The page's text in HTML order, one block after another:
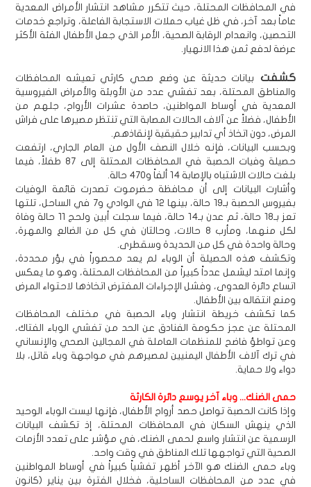
في المحافظات المحتلة، حيث تتكرر مشاهد انتشار الأمراض المعدية
عاماً بعد آخر، في ظل غياب حملات الاستجابة الفاعلة، وتراجع خدمات
التحصين، وانعدام الرقابة الصحية، الأمر الذي جعل الأطفال الفئة الأكثر
عرضة لدفع ثمن هذا الانهيار.
كشفت
بيانات حديثة عن وضع صحي كارثي تعيشه المحافظات
والمناطق المحتلة، بعد تفشي عدد من الأوبئة والأمراض الفيروسية
المعدية في أوساط المواطنين، حاصدة عشرات الأرواح، جلهم من
الأطفال، فضلاً عن آلاف الحالات المصابة التي تنتظر مصيرها على فراش
المرض، دون اتخاذ أي تدابير حقيقية لإنقاذهم.
وبحسب البيانات، فإنه خلال النصف الأول من العام الجاري، ارتفعت
حصيلة وفيات الحصبة في المحافظات المحتلة إلى 87 طفلاً، فيما
بلغت حالات الاشتباه بالإصابة 14 ألفاً و470 حالة.
وأشارت البيانات إلى أن محافظة حضرموت تصدرت قائمة الوفيات
بفيروس الحصبة بـ19 حالة، بينها 12 في الوادي و7 في الساحل، تلتها
تعز بـ18 حالة، ثم عدن بـ14 حالة، فيما سجلت أبين ولحج 11 حالة وفاة
لكل منهما، ومأرب 8 حالات، وحالتان في كل من الضالع والمهرة،
وحالة واحدة في كل من الحديدة وسقطرى.
وتكشف هذه الحصيلة أن الوباء لم يعد محصوراً في بؤر محددة،
وإنما امتد ليشمل عدداً كبيراً من المحافظات المحتلة، وهو ما يعكس
اتساع دائرة العدوى، وفشل الإجراءات المفترض اتخاذها لاحتواء المرض
ومنع انتقاله بين الأطفال.
كما تكشف خريطة انتشار وباء الحصبة في مختلف المحافظات
المحتلة عن عجز حكومة الفنادق عن الحد من تفشي الوباء الفتاك،
وعن تواطؤ فاضح للمنظمات العاملة في المجالين الصحي والإنساني
في ترك آلاف الأطفال اليمنيين لمصيرهم في مواجهة وباء قاتل، بلا
دواء ولا حماية.
حمى الضنك... وباء آخر يوسع دائرة الكارثة
وإذا كانت الحصبة تواصل حصد أرواح الأطفال، فإنها ليست الوباء الوحيد
الذي ينهش السكان في المحافظات المحتلة، إذ تكشف البيانات
الرسمية عن انتشار واسع لحمى الضنك، في مؤشر على تعدد الأزمات
الصحية التي تواجهها تلك المناطق في وقت واحد.
وباء حمى الضنك هو الآخر أظهر تفشياً كبيراً في أوساط المواطنين
في عدد من المحافظات الساحلية، فخلال الفترة بين يناير (كانون